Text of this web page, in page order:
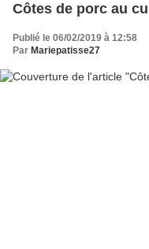
Côtes de porc au
Publié le 06/02/2019 à 12:58
Par Mariepatisse27